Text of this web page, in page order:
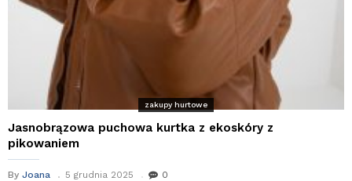
zakupy hurtowe
Jasnobrązowa puchowa kurtka z ekoskóry z
pikowaniem
By Joana 5 grudnia 2025 0